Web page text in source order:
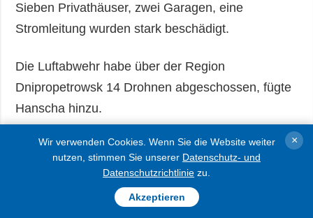
Sieben Privathäuser, zwei Garagen, eine
Stromleitung wurden stark beschädigt.
Die Luftabwehr habe über der Region
Dnipropetrowsk 14 Drohnen abgeschossen, fügte
Hanscha hinzu.
Die ukrainische Luftabwehr hat 167 Drohnen der
Russen neutralisiert, die seit Samstagabend, 17.
Januar das Gebiet der Ukraine angegriffen hatten.
Registriert wurden Treffer von 30 Kampfdrohnen
Wir verwenden Cookies. Wenn Sie die Website weiter
nutzen, stimmen Sie unserer Datenschutz- und
Datenschutzrichtlinie zu.
Akzeptieren
×